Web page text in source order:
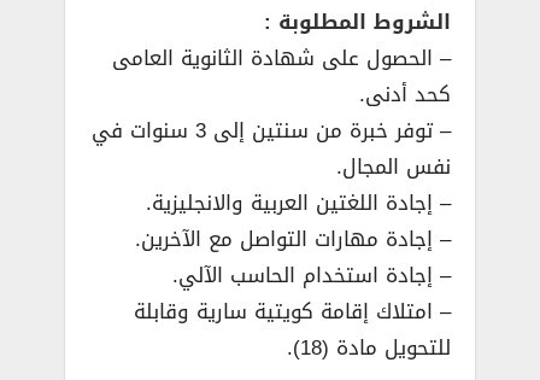
الشروط المطلوبة :
– الحصول على شهادة الثانوية العامى
كحد أدنى.
– توفر خبرة من سنتين إلى 3 سنوات في
نفس المجال.
– إجادة اللغتين العربية والانجليزية.
– إجادة مهارات التواصل مع الآخرين.
– إجادة استخدام الحاسب الآلي.
– امتلاك إقامة كويتية سارية وقابلة
للتحويل مادة (18).